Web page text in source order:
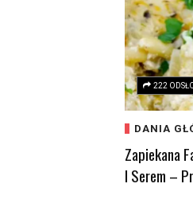
222
DANIA
Zapiekana
I Serem –